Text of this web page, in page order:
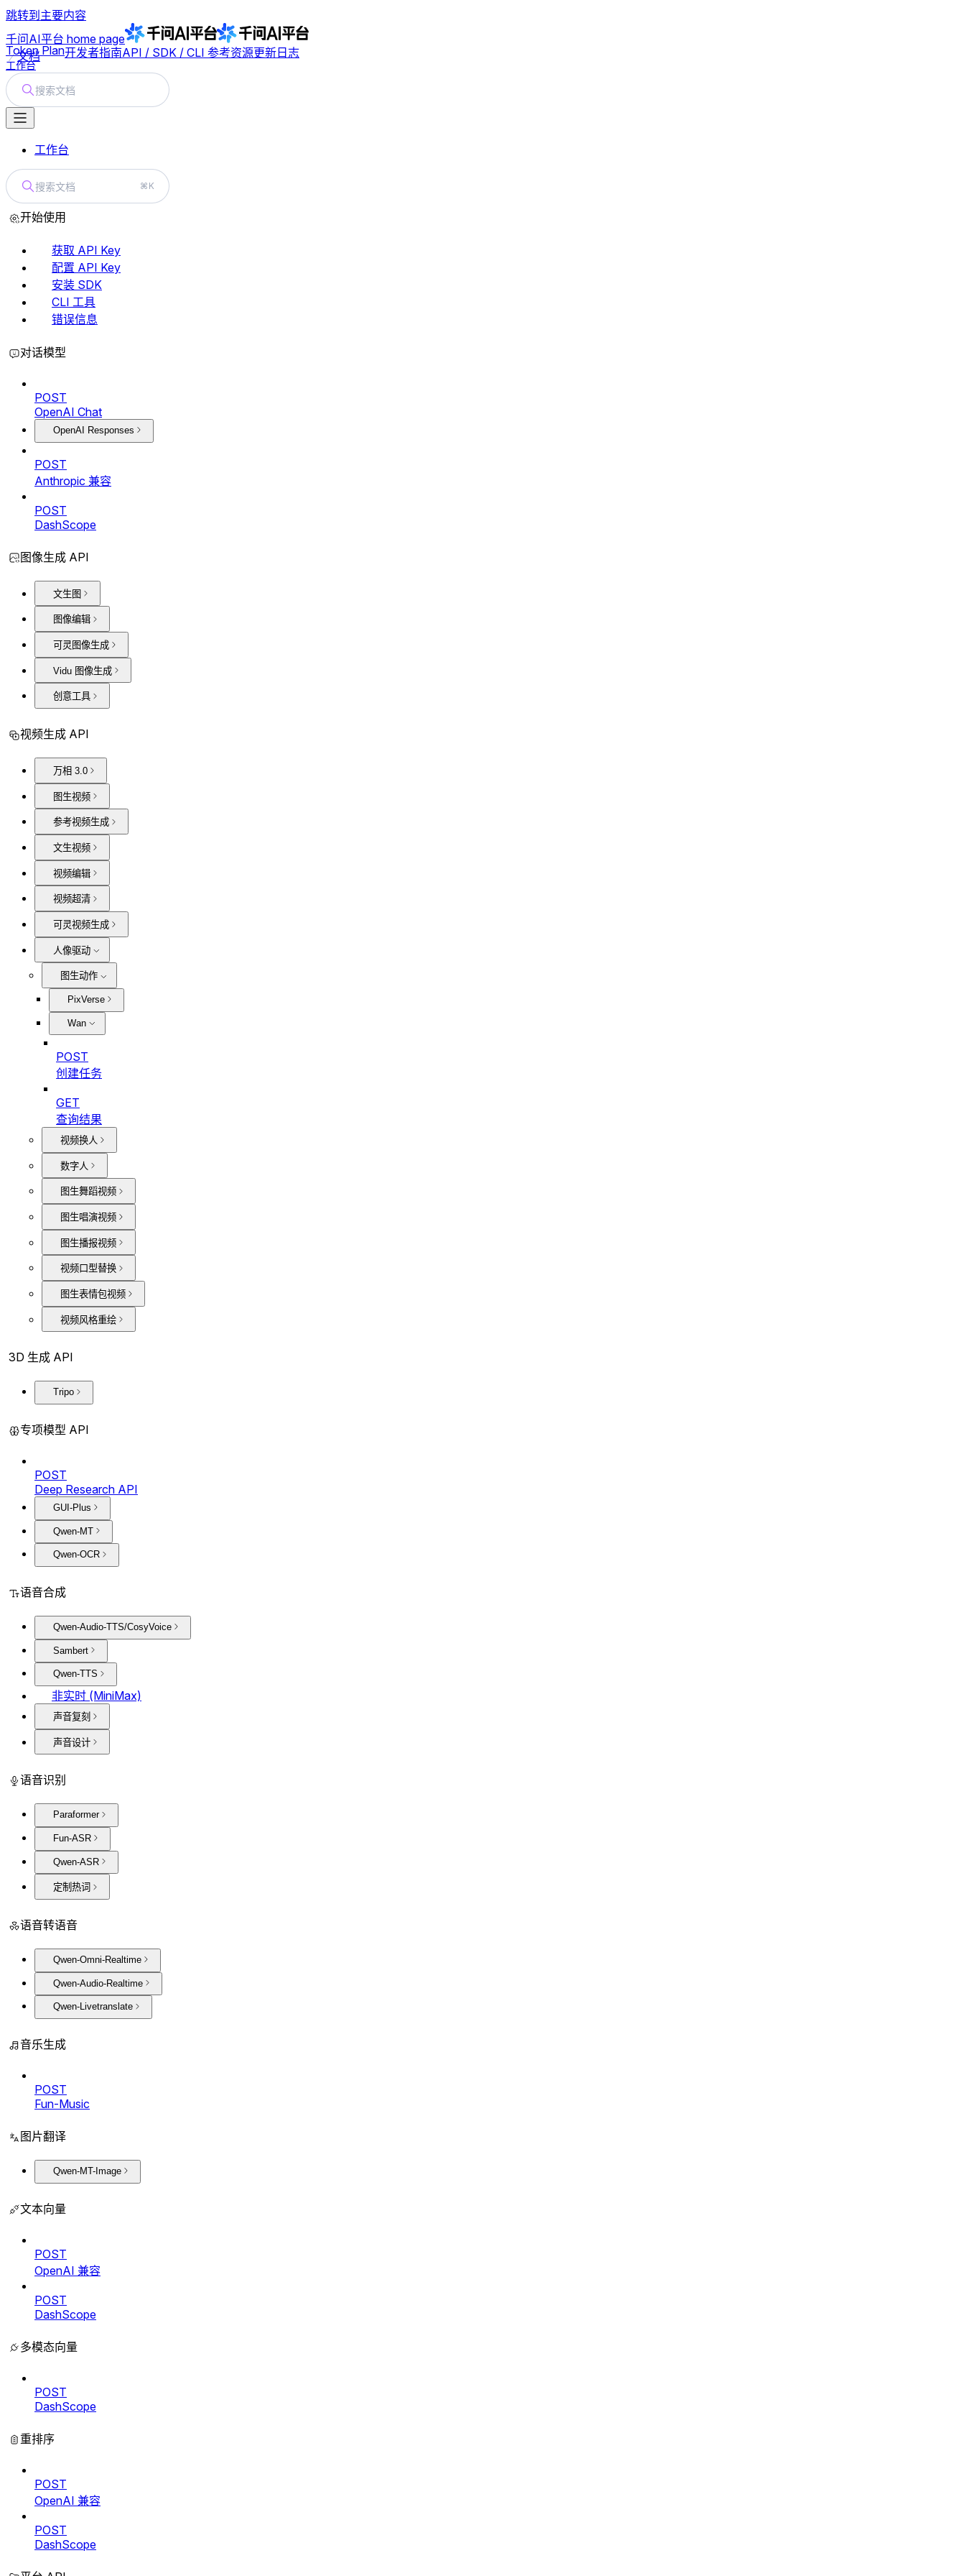
跳转到主要内容
千问AI平台 home page
文档
Token Plan开发者指南API / SDK / CLI 参考资源更新日志
工作台
搜索文档
工作台
搜索文档 ⌘K
开始使用
获取 API Key
配置 API Key
安装 SDK
CLI 工具
错误信息
对话模型
POST
OpenAI Chat
OpenAI Responses
POST
Anthropic 兼容
POST
DashScope
图像生成 API
文生图
图像编辑
可灵图像生成
Vidu 图像生成
创意工具
视频生成 API
万相 3.0
图生视频
参考视频生成
文生视频
视频编辑
视频超清
可灵视频生成
人像驱动
图生动作
PixVerse
Wan
POST
创建任务
GET
查询结果
视频换人
数字人
图生舞蹈视频
图生唱演视频
图生播报视频
视频口型替换
图生表情包视频
视频风格重绘
3D 生成 API
Tripo
专项模型 API
POST
Deep Research API
GUI-Plus
Qwen-MT
Qwen-OCR
语音合成
Qwen-Audio-TTS/CosyVoice
Sambert
Qwen-TTS
非实时 (MiniMax)
声音复刻
声音设计
语音识别
Paraformer
Fun-ASR
Qwen-ASR
定制热词
语音转语音
Qwen-Omni-Realtime
Qwen-Audio-Realtime
Qwen-Livetranslate
音乐生成
POST
Fun-Music
图片翻译
Qwen-MT-Image
文本向量
POST
OpenAI 兼容
POST
DashScope
多模态向量
POST
DashScope
重排序
POST
OpenAI 兼容
POST
DashScope